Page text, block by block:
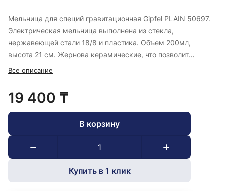
Мельница для специй гравитационная Gipfel PLAIN 50697.
Электрическая мельница выполнена из стекла,
нержавеющей стали 18/8 и пластика. Объем 200мл,
высота 21 см. Жернова керамические, что позволит
перемолоть соль, перец и другие пряности. Мельница
Все описание
19 400 ₸
В корзину
Купить в 1 клик